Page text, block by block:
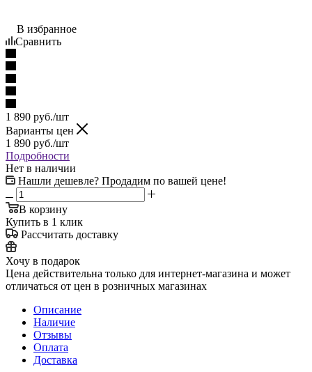
В избранное
Сравнить
1 890 руб./шт
Варианты цен
1 890 руб./шт
Подробности
Нет в наличии
Нашли дешевле? Продадим по вашей цене!
В корзину
Купить в 1 клик
Рассчитать доставку
Хочу в подарок
Цена действительна только для интернет-магазина и может
отличаться от цен в розничных магазинах
Описание
Наличие
Отзывы
Оплата
Доставка